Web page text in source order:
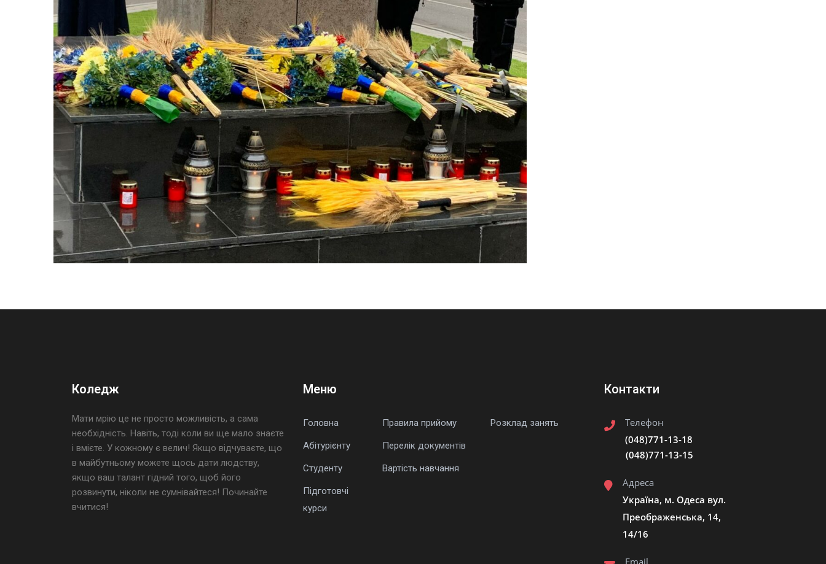
Коледж
Мати мрію це не просто можливість, а сама
необхідність. Навіть, тоді коли ви ще мало знаєте
і вмієте. У кожному є велич! Якщо відчуваєте, що
в майбутньому можете щось дати людству,
якщо ваш талант гідний того, щоб його
розвинути, ніколи не сумнівайтеся! Починайте
вчитися!
Меню
Головна
Абітурієнту
Студенту
Підготовчі
курси
Правила прийому
Перелік документів
Вартість навчання
Розклад занять
Контакти
Телефон
(048)771-13-18
(048)771-13-15
Адреса
Україна, м. Одеса вул.
Преображенська, 14,
14/16
Email